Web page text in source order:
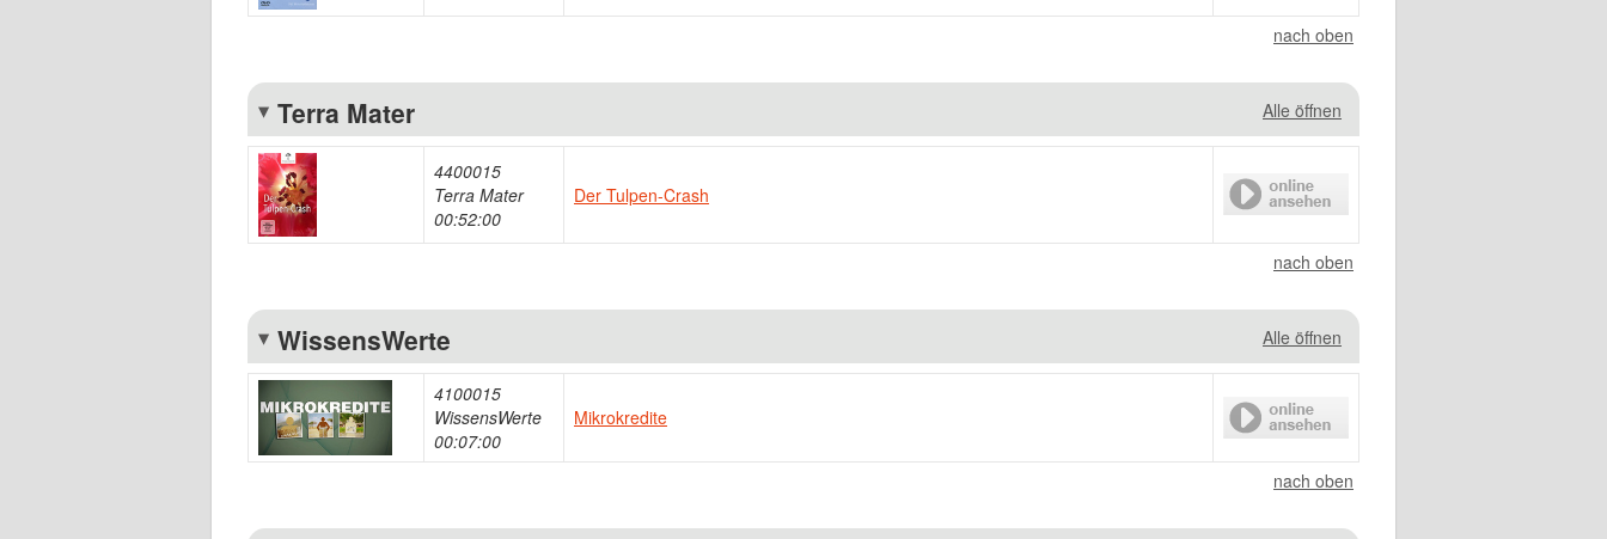
nach oben
Terra Mater Alle öffnen
4400015
Terra Mater
00:52:00
Der Tulpen-Crash
nach oben
WissensWerte Alle öffnen
4100015
WissensWerte
00:07:00
Mikrokredite
nach oben